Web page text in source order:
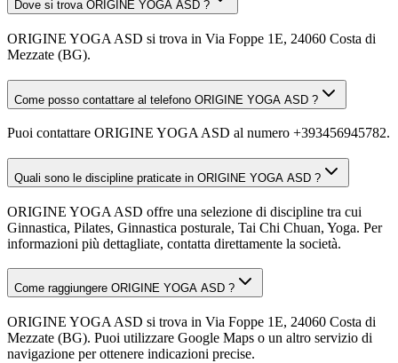
Dove si trova ORIGINE YOGA ASD ?
ORIGINE YOGA ASD si trova in Via Foppe 1E, 24060 Costa di
Mezzate (BG).
Come posso contattare al telefono ORIGINE YOGA ASD ?
Puoi contattare ORIGINE YOGA ASD al numero +393456945782.
Quali sono le discipline praticate in ORIGINE YOGA ASD ?
ORIGINE YOGA ASD offre una selezione di discipline tra cui
Ginnastica, Pilates, Ginnastica posturale, Tai Chi Chuan, Yoga. Per
informazioni più dettagliate, contatta direttamente la società.
Come raggiungere ORIGINE YOGA ASD ?
ORIGINE YOGA ASD si trova in Via Foppe 1E, 24060 Costa di
Mezzate (BG). Puoi utilizzare Google Maps o un altro servizio di
navigazione per ottenere indicazioni precise.